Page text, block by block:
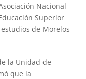
Nacional
Superior
de Morelos
la Unidad de
que la